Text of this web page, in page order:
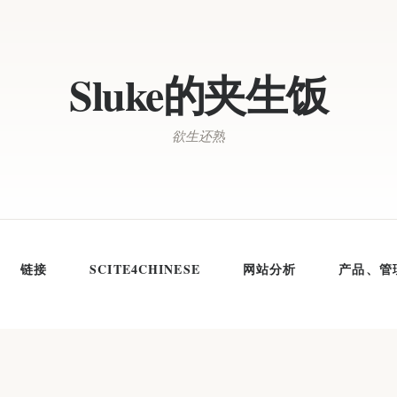
Sluke的夹生饭
欲生还熟
链接 SCITE4CHINESE 网站分析 产品、管